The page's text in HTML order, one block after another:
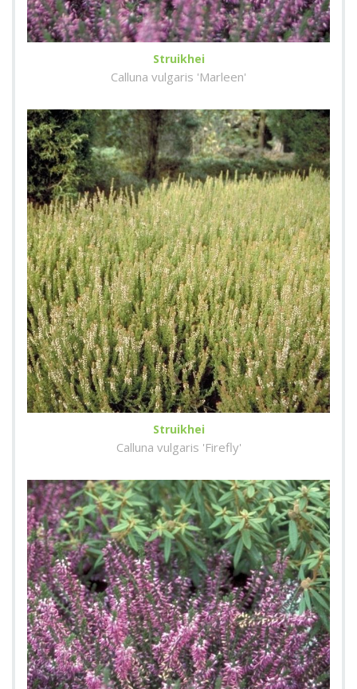
Struikhei
Calluna vulgaris 'Marleen'
Struikhei
Calluna vulgaris 'Firefly'